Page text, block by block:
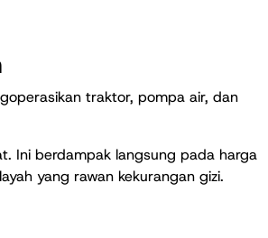
traktor, pompa air, dan
Ini berdampak langsung pada harga
yang rawan kekurangan gizi.